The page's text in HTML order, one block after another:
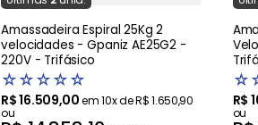
Amassadeira Espiral 25Kg 2
velocidades - Gpaniz AE25G2 -
220V - Trifásico
☆☆☆☆☆
R$16.509,00em10x deR$1.650,90
ou
☆
R$
ou